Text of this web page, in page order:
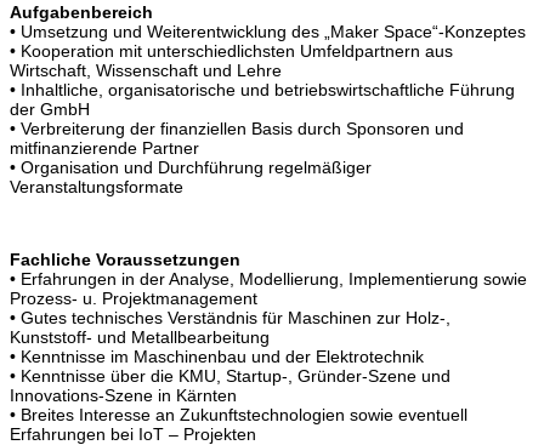
Aufgabenbereich
• Umsetzung und Weiterentwicklung des „Maker Space“-Konzeptes
• Kooperation mit unterschiedlichsten Umfeldpartnern aus
Wirtschaft, Wissenschaft und Lehre
• Inhaltliche, organisatorische und betriebswirtschaftliche Führung
der GmbH
• Verbreiterung der finanziellen Basis durch Sponsoren und
mitfinanzierende Partner
• Organisation und Durchführung regelmäßiger
Veranstaltungsformate
Fachliche Voraussetzungen
• Erfahrungen in der Analyse, Modellierung, Implementierung sowie
Prozess- u. Projektmanagement
• Gutes technisches Verständnis für Maschinen zur Holz-,
Kunststoff- und Metallbearbeitung
• Kenntnisse im Maschinenbau und der Elektrotechnik
• Kenntnisse über die KMU, Startup-, Gründer-Szene und
Innovations-Szene in Kärnten
• Breites Interesse an Zukunftstechnologien sowie eventuell
Erfahrungen bei IoT – Projekten